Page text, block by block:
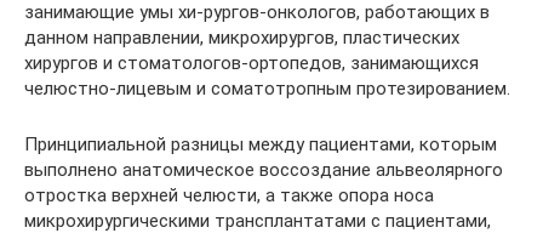
занимающие умы хи-рургов-онкологов, работающих в
данном направлении, микрохирургов, пластических
хирургов и стоматологов-ортопедов, занимающихся
челюстно-лицевым и соматотропным протезированием.
Принципиальной разницы между пациентами, которым
выполнено анатомическое воссоздание альвеолярного
отростка верхней челюсти, а также опора носа
микрохирургическими трансплантатами с пациентами,